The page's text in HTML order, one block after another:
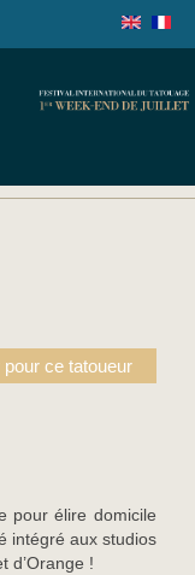
pour ce tatoueur
pour élire domicile
intégré aux studios
d’Orange !